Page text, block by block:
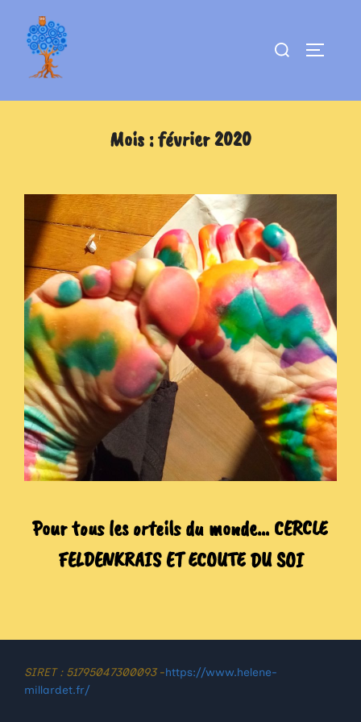
contenu
Rechercher :
Mois :février 2020
Pour tous les orteils du monde… CERCLE
FELDENKRAIS ET ECOUTE DU SOI
SIRET : 51795047300093-https://www.helene-
millardet.fr/